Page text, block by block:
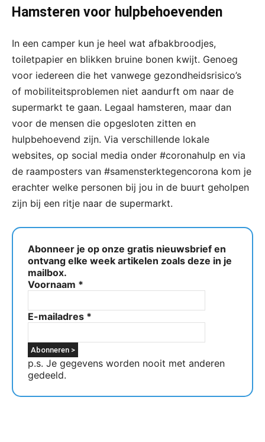
Hamsteren voor hulpbehoevenden
In een camper kun je heel wat afbakbroodjes,
toiletpapier en blikken bruine bonen kwijt. Genoeg
voor iedereen die het vanwege gezondheidsrisico’s
of mobiliteitsproblemen niet aandurft om naar de
supermarkt te gaan. Legaal hamsteren, maar dan
voor de mensen die opgesloten zitten en
hulpbehoevend zijn. Via verschillende lokale
websites, op social media onder #coronahulp en via
de raamposters van #samensterktegencorona kom je
erachter welke personen bij jou in de buurt geholpen
zijn bij een ritje naar de supermarkt.
Abonneer je op onze gratis nieuwsbrief en
ontvang elke week artikelen zoals deze in je
mailbox.
Voornaam *
E-mailadres *
p.s. Je gegevens worden nooit met anderen
gedeeld.